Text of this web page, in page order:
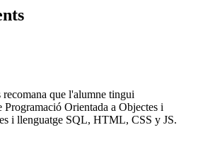
recomana que l'alumne tingui
Programació Orientada a Objectes i
i llenguatge SQL, HTML, CSS y JS.